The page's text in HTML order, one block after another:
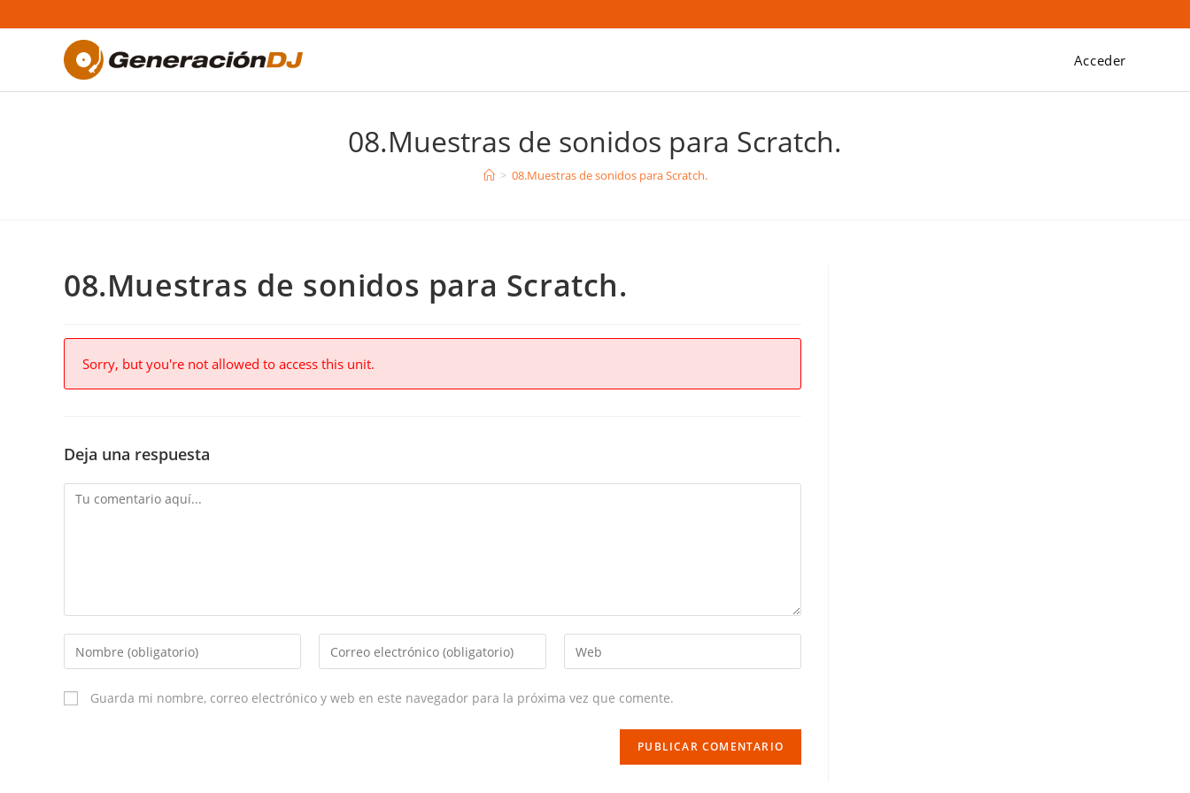
al
Acceder
08.Muestras de sonidos para Scratch.
> 08.Muestras de sonidos para Scratch.
08.Muestras de sonidos para Scratch.
Sorry, but you're not allowed to access this unit.
Deja una respuesta
Comment
Enter
your
name
or
Enter
your
Enter
your
Guarda mi nombre, correo electrónico y web en este navegador para la próxima vez que comente.